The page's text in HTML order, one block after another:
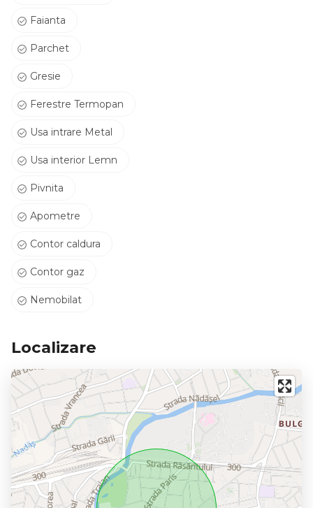
Faianta
Parchet
Gresie
Ferestre Termopan
Usa intrare Metal
Usa interior Lemn
Pivnita
Apometre
Contor caldura
Contor gaz
Nemobilat
Localizare